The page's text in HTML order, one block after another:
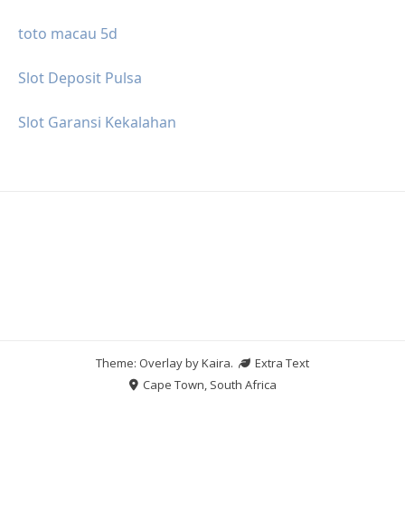
toto macau 5d
Slot Deposit Pulsa
Slot Garansi Kekalahan
Theme: Overlay byKaira.
Extra Text
Cape Town, South Africa